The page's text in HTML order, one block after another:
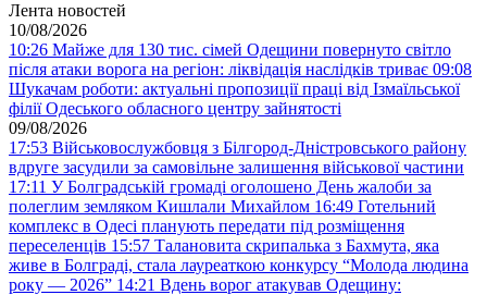
Лента новостей
10/08/2026
10:26 Майже для 130 тис. сімей Одещини повернуто світло
після атаки ворога на регіон: ліквідація наслідків триває 09:08
Шукачам роботи: актуальні пропозиції праці від Ізмаїльської
філії Одеського обласного центру зайнятості
09/08/2026
17:53 Військовослужбовця з Білгород-Дністровського району
вдруге засудили за самовільне залишення військової частини
17:11 У Болградській громаді оголошено День жалоби за
полеглим земляком Кишлали Михайлом 16:49 Готельний
комплекс в Одесі планують передати під розміщення
переселенців 15:57 Талановита скрипалька з Бахмута, яка
живе в Болграді, стала лауреаткою конкурсу “Молода людина
року — 2026” 14:21 Вдень ворог атакував Одещину: